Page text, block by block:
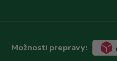
Možnosti prepravy: